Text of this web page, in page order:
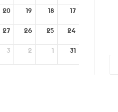
17
18
19
20
24
25
26
27
31
1
2
3